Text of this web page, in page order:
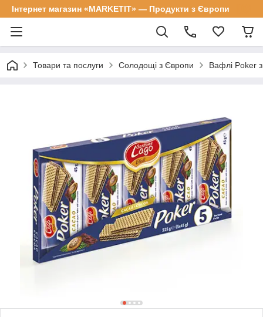
Інтернет магазин «MARKETIT» — Продукти з Європи
Товари та послуги Солодощі з Європи Вафлі Poker